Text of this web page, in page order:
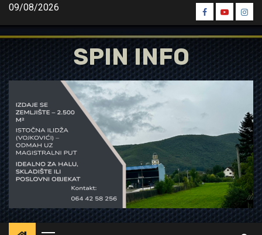
Skip
content
09/08/2026
Spin
Facebook
Spin
Youtube
Spin
SPIN INFO